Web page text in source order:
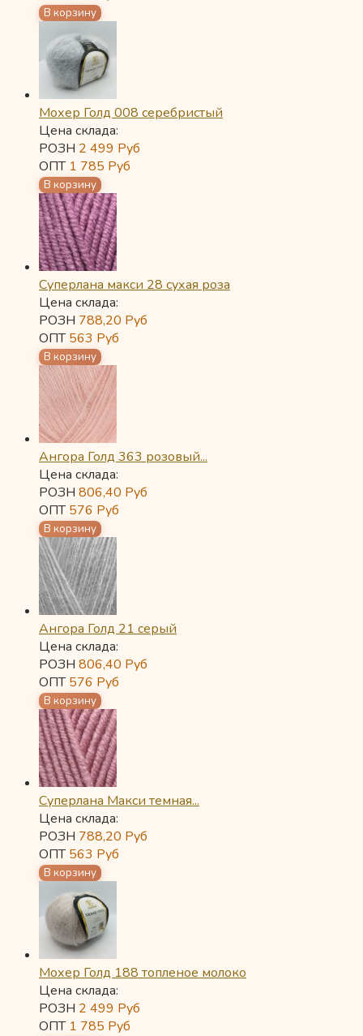
Мохер Голд 008 серебристый
Цена склада:
РОЗН 2 499 Руб
ОПТ 1 785 Руб
Суперлана макси 28 сухая роза
Цена склада:
РОЗН 788,20 Руб
ОПТ563 Руб
Ангора Голд 363 розовый...
Цена склада:
РОЗН 806,40 Руб
ОПТ576 Руб
Ангора Голд 21 серый
Цена склада:
РОЗН 806,40 Руб
ОПТ576 Руб
Суперлана Макси темная...
Цена склада:
РОЗН 788,20 Руб
ОПТ563 Руб
Мохер Голд 188 топленое молоко
Цена склада:
РОЗН 2 499 Руб
ОПТ 1 785 Руб